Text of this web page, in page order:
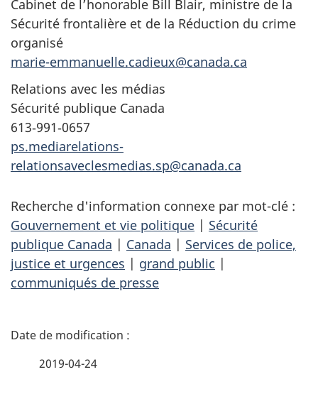
Cabinet de l’honorable Bill Blair, ministre de la
Sécurité frontalière et de la Réduction du crime
organisé
marie-emmanuelle.cadieux@canada.ca
Relations avec les médias
Sécurité publique Canada
613‑991‑0657
ps.mediarelations-
relationsaveclesmedias.sp@canada.ca
Recherche d'information connexe par mot-clé :
Gouvernement et vie politique | Sécurité
publique Canada | Canada | Services de police,
justice et urgences | grand public |
communiqués de presse
D
2019-04-24